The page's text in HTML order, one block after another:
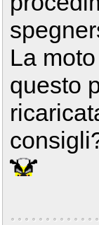
La
questo